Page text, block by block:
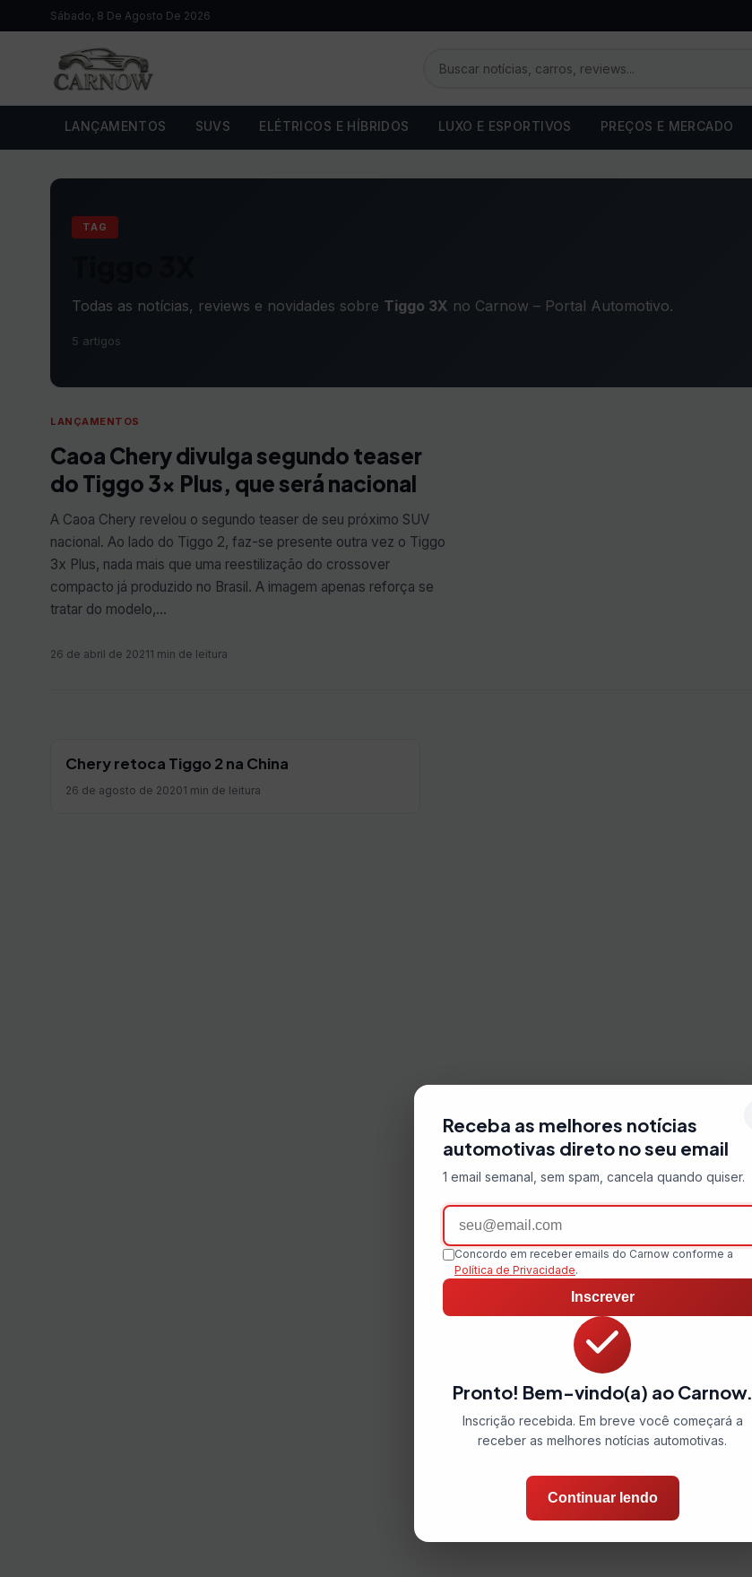
Sábado, 8 De Agosto De 2026
LANÇAMENTOS SUVS ELÉTRICOS E HÍBRIDOS LUXO E ESPORTIVOS PREÇOS E MERCADO
TAG
Todas as notícias, reviews e novidades sobre Tiggo 3X no Carnow – Portal Automotivo.
5 artigos
LANÇAMENTOS
Caoa Chery divulga segundo teaser
do Tiggo 3x Plus, que será nacional
A Caoa Chery revelou o segundo teaser de seu próximo SUV
nacional. Ao lado do Tiggo 2, faz-se presente outra vez o Tiggo
3x Plus, nada mais que uma reestilização do crossover
compacto já produzido no Brasil. A imagem apenas reforça se
tratar do modelo,…
26 de abril de 20211 min de leitura
Chery retoca Tiggo 2 na China
26 de agosto de 20201 min de leitura
Receba as melhores notícias
automotivas direto no seu email
1 email semanal, sem spam, cancela quando quiser.
Email
Concordo em receber emails do Carnow conforme a
Política de Privacidade.
Inscrever
Pronto! Bem-vindo(a) ao Carnow.
Inscrição recebida. Em breve você começará a
receber as melhores notícias automotivas.
Continuar lendo